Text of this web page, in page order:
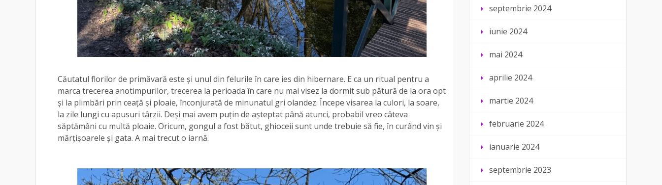
Căutatul florilor de primăvară este și unul din felurile în care ies din hibernare. E ca un ritual pentru a
marca trecerea anotimpurilor, trecerea la perioada în care nu mai visez la dormit sub pătură de la ora opt
și la plimbări prin ceață și ploaie, înconjurată de minunatul gri olandez. Începe visarea la culori, la soare,
la zile lungi cu apusuri târzii. Deși mai avem puțin de așteptat până atunci, probabil vreo câteva
săptămâni cu multă ploaie. Oricum, gongul a fost bătut, ghioceii sunt unde trebuie să fie, în curând vin și
mărțișoarele și gata. A mai trecut o iarnă.
septembrie 2024
iunie 2024
mai 2024
aprilie 2024
martie 2024
februarie 2024
ianuarie 2024
septembrie 2023